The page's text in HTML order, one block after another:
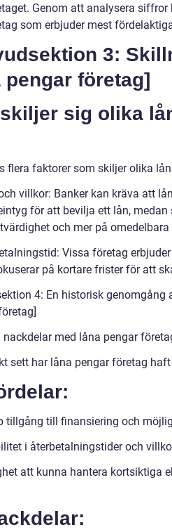
Genom att analysera
som erbjuder mest
3:
pengar företag]
sig olika
flera faktorer som skiljer olika
villkor: Banker kan kräva att
för att bevilja ett lån,
och mer på
Vissa företag
på kortare frister för att
4: En historisk
nackdelar med låna pengar
sett har låna pengar företag
tillgång till finansiering och
i återbetalningstider och
att kunna hantera kortsiktiga